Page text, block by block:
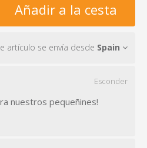
Añadir a la cesta
artículo se envía desde Spain
Esconder
nuestros pequeñines!